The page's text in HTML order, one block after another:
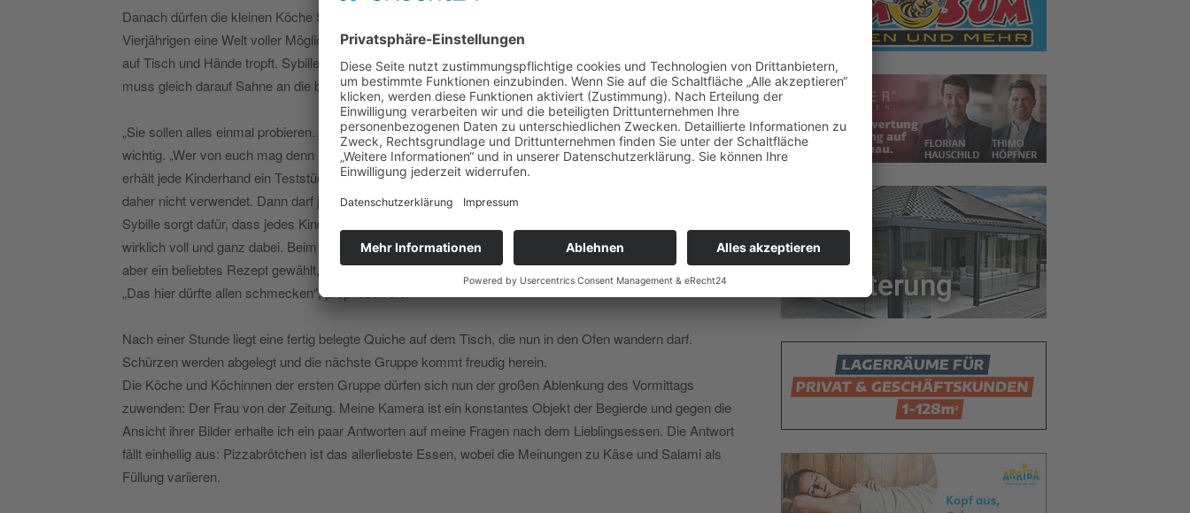
Danach dürfen die kleinen Köche Sahne in eine Schüssel geben. Die vermeintlich kleine Tätigkeit bietet
Vierjährigen eine Welt voller Möglichkeiten. Laut glucksend wird das Missgeschick kommentiert, als Sahne
auf Tisch und Hände tropft. Sybille versichert Lena, dass sie die Sahne von ihren Fingern lecken darf und
muss gleich darauf Sahne an die bisher kleckerfreien Kinder geben.
„Sie sollen alles einmal probieren. Daher ist das schon ok“, erklärt Sybille. Das ist besonders beim Belag
wichtig. „Wer von euch mag denn Lauch? Paprika? Mais?“ Unentschlossenheit macht sich breit, daher
erhält jede Kinderhand ein Teststückchen. Lauch schmeckt den wenigsten. Auf der ersten Quiche wird er
daher nicht verwendet. Dann darf jeder reihum den Belag auf die Schicht aus Sahne und Eiern legen.
Sybille sorgt dafür, dass jedes Kind einmal drankommt. „Das Kochen macht allen Spaß, da sind sie
wirklich voll und ganz dabei. Beim Essen ist das nicht so einfach“, erzählt die Betreuerin. Heute hat sie
aber ein beliebtes Rezept gewählt, das die Kita schon einmal für ein Kochbuch gemeinsam gekocht hat.
„Das hier dürfte allen schmecken“, prophezeit sie.
Nach einer Stunde liegt eine fertig belegte Quiche auf dem Tisch, die nun in den Ofen wandern darf.
Schürzen werden abgelegt und die nächste Gruppe kommt freudig herein.
Die Köche und Köchinnen der ersten Gruppe dürfen sich nun der großen Ablenkung des Vormittags
zuwenden: Der Frau von der Zeitung. Meine Kamera ist ein konstantes Objekt der Begierde und gegen die
Ansicht ihrer Bilder erhalte ich ein paar Antworten auf meine Fragen nach dem Lieblingsessen. Die Antwort
fällt einhellig aus: Pizzabrötchen ist das allerliebste Essen, wobei die Meinungen zu Käse und Salami als
Füllung variieren.